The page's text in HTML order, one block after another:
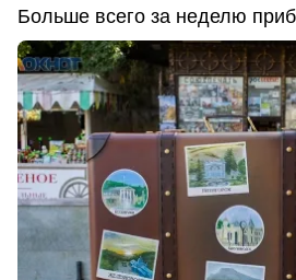
Больше всего за неделю